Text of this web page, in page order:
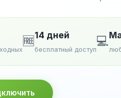
🆓14 дней
бесплатный доступ
💻